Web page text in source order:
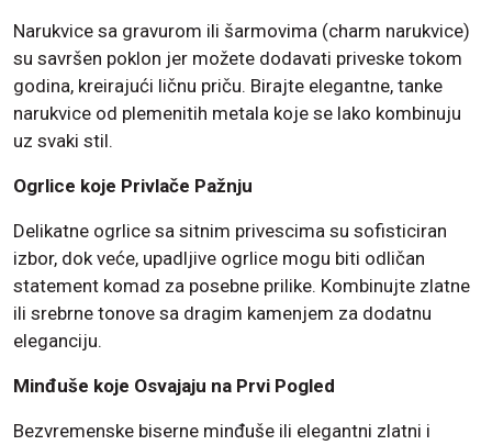
Narukvice sa gravurom ili šarmovima (charm narukvice)
su savršen poklon jer možete dodavati priveske tokom
godina, kreirajući ličnu priču. Birajte elegantne, tanke
narukvice od plemenitih metala koje se lako kombinuju
uz svaki stil.
Ogrlice koje Privlače Pažnju
Delikatne ogrlice sa sitnim privescima su sofisticiran
izbor, dok veće, upadljive ogrlice mogu biti odličan
statement komad za posebne prilike. Kombinujte zlatne
ili srebrne tonove sa dragim kamenjem za dodatnu
eleganciju.
Minđuše koje Osvajaju na Prvi Pogled
Bezvremenske biserne minđuše ili elegantni zlatni i